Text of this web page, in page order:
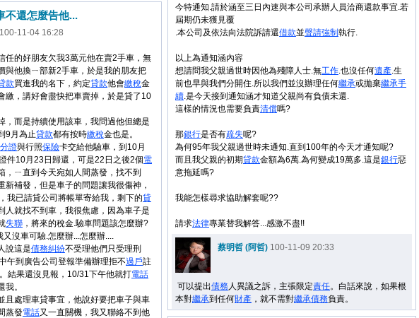
今特通知.請於涵至三日內速與本公司承辦人員洽商還款事宜.若
屆期仍未獲見覆
.本公司及依法向法院訴請還借款並聲請強制 執行.
以上為通知涵內容
想請問我父親過世時因他為殘障人士.無工作.也沒任何遺產.生
前也早與我們分開住.所以我們並沒辦理任何繼承或拋棄繼承手
續.是今天接到通知涵才知道父親尚有負債未還.
這樣的情況也需要負責清償嗎?
那銀行是否有疏失呢?
為何95年我父親過世時未通知.直到100年的今天才通知呢?
而且我父親的初期貸款金額為6萬.為何變成19萬多.這是銀行惡
意拖延嗎?
我能怎樣尋求協助解套呢??
請求法律專業替我解答...感激不盡!!
蔡明哲 (阿哲) 100-11-09 20:33
可以提出債務 人異議之訴，主張限定責任。白話來說，如果根
本對繼承到任何財產 ，就不需對繼承債務負責。
不還怎麼告他...
100-11-04 16:28
任的好朋友欠我3萬元他在賣2手車，無
與他換ㄧ部新2手車，於是我的朋友把
款買進我的名下，約定貸款他會繳稅金
繳，講好會盡快把車賣掉，於是貸了10
，而是持續使用該車，我問過他但總是
9月為止貸款都有按時繳稅金也是。
證與行照保險卡交給他驗車，到10月
件10月23日歸還，可是22日之後2個電
，ㄧ直到今天宛如人間蒸發，找不到
新補發，但是車子的問題讓我很傷神，
我已請貸公司將帳單寄給我，剩下的貸
人就找不到車，我很焦慮，因為車子是
失聯 ，將來的稅金.驗車問題該怎麼辦?
沒車可驗.怎麼辦...怎麼辦....
說這是債務糾紛不受理他們只受理刑
午到廣告公司登報準備辦理拒不過戶註
結果還沒見報，10/31下午他就打電話
。
且處理車貸事宜，他說好要把車子與車
蒸發電話又一直關機，我又聯絡不到他